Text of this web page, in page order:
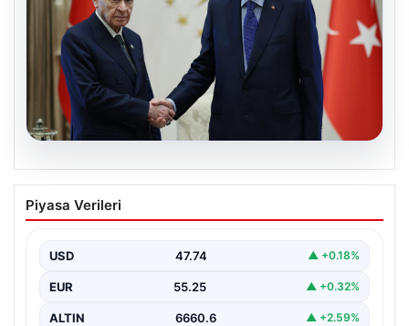
Cumhurbaşkanı Erdoğan, Devlet
Bahçeli ile görüştü
Piyasa Verileri
USD 47.74 ▲ +0.18%
EUR 55.25 ▲ +0.32%
ALTIN 6660.6 ▲ +2.59%